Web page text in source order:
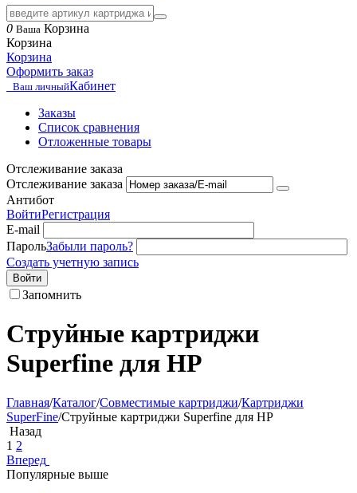
0 Ваша Корзина
Корзина
Корзина
Оформить заказ
Ваш личныйКабинет
Заказы
Список сравнения
Отложенные товары
Отслеживание заказа
Отслеживание заказа
Антибот
ВойтиРегистрация
E-mail
ПарольЗабыли пароль?
Создать учетную запись
Войти
Запомнить
Струйные картриджи
Superfine для HP
Главная/Каталог/Совместимые картриджи/Картриджи
SuperFine/Струйные картриджи Superfine для HP
Назад
1 2
Вперед
Популярные выше